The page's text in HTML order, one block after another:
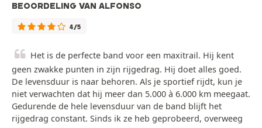
BEOORDELING VAN ALFONSO
4/5
Het is de perfecte band voor een maxitrail. Hij kent
geen zwakke punten in zijn rijgedrag. Hij doet alles goed.
De levensduur is naar behoren. Als je sportief rijdt, kun je
niet verwachten dat hij meer dan 5.000 à 6.000 km meegaat.
Gedurende de hele levensduur van de band blijft het
rijgedrag constant. Sinds ik ze heb geprobeerd, overweeg